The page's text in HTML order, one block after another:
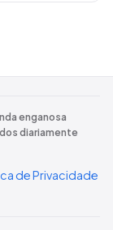
enganosa
diariamente
de Privacidade